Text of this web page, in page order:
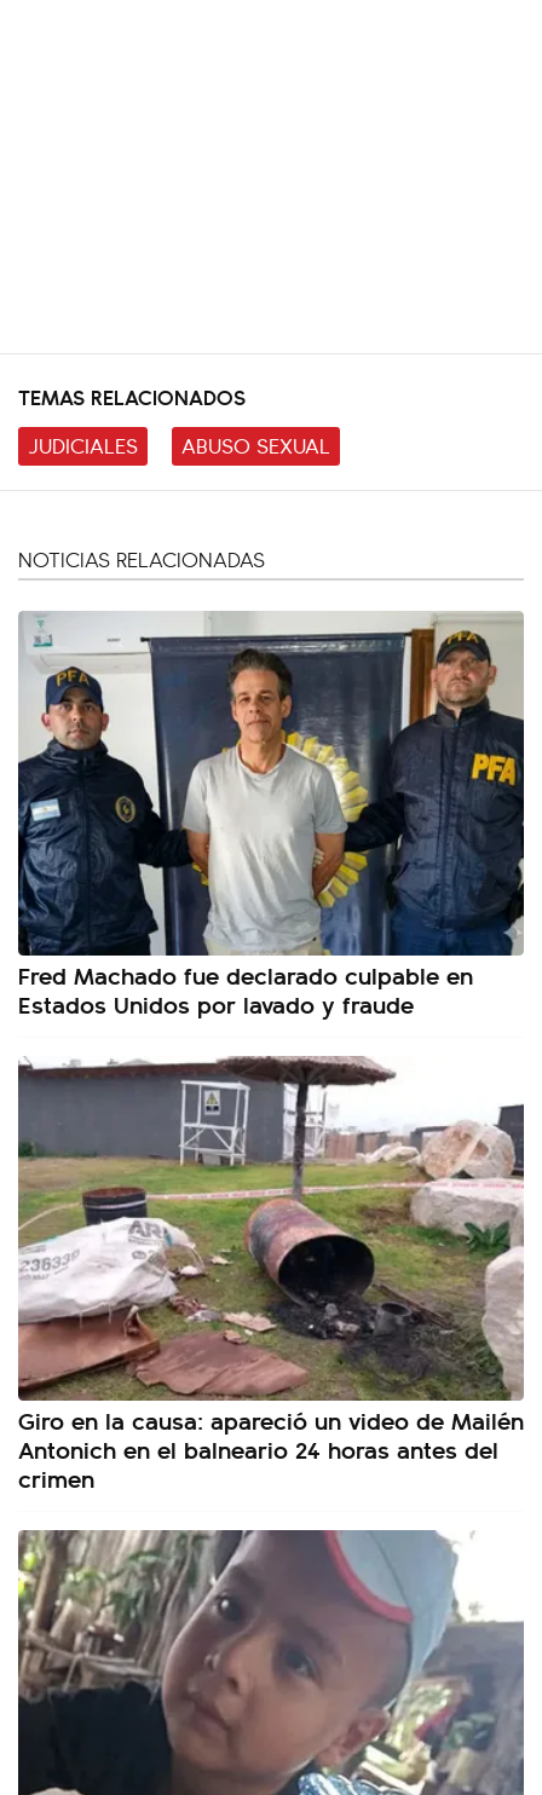
TEMAS RELACIONADOS
JUDICIALES
ABUSO SEXUAL
NOTICIAS RELACIONADAS
Fred Machado fue declarado culpable en
Estados Unidos por lavado y fraude
Giro en la causa: apareció un video de Mailén
Antonich en el balneario 24 horas antes del
crimen